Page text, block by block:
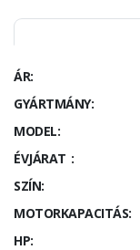
ÁR:
GYÁRTMÁNY:
MODEL:
ÉVJÁRAT :
SZÍN:
MOTORKAPACITÁS:
HP: